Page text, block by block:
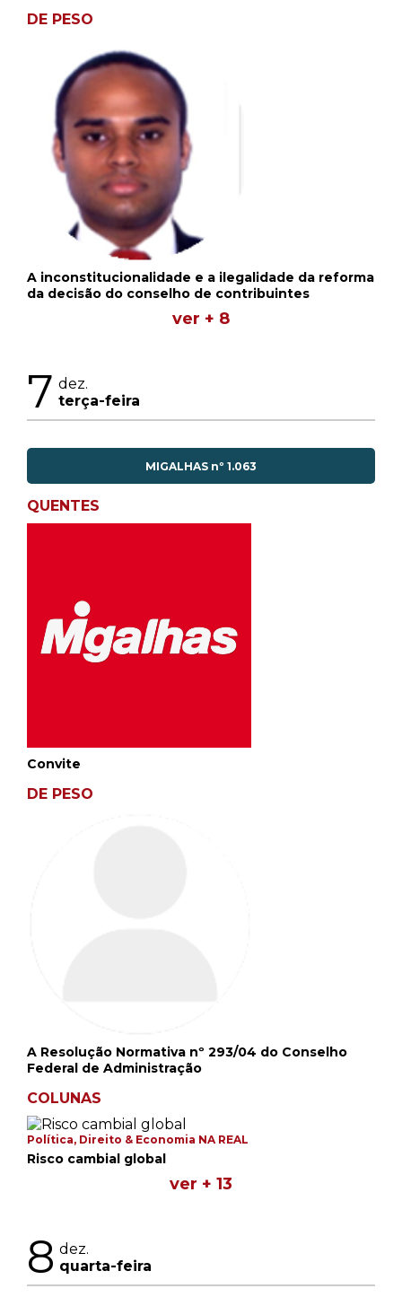
DE PESO
A inconstitucionalidade e a ilegalidade da reforma
da decisão do conselho de contribuintes
ver + 8
7 dez.
terça-feira
MIGALHAS nº 1.063
QUENTES
Convite
DE PESO
A Resolução Normativa nº 293/04 do Conselho
Federal de Administração
COLUNAS
Política, Direito & Economia NA REAL
Risco cambial global
ver + 13
8 dez.
quarta-feira